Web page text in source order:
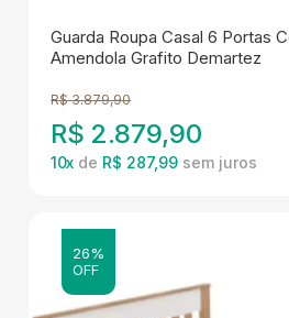
Guarda Roupa Casal 6 Portas
Amendola Grafito Demartez
R$ 3.879,90
R$ 2.879,90
10x de R$ 287,99
26%
OFF